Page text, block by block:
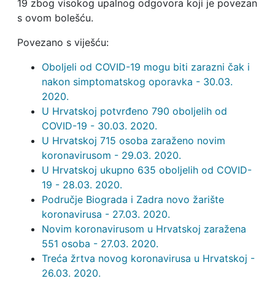
19 zbog visokog upalnog odgovora koji je povezan
s ovom bolešću.
Povezano s viješću:
Oboljeli od COVID-19 mogu biti zarazni čak i
nakon simptomatskog oporavka - 30.03.
2020.
U Hrvatskoj potvrđeno 790 oboljelih od
COVID-19 - 30.03. 2020.
U Hrvatskoj 715 osoba zaraženo novim
koronavirusom - 29.03. 2020.
U Hrvatskoj ukupno 635 oboljelih od COVID-
19 - 28.03. 2020.
Područje Biograda i Zadra novo žarište
koronavirusa - 27.03. 2020.
Novim koronavirusom u Hrvatskoj zaražena
551 osoba - 27.03. 2020.
Treća žrtva novog koronavirusa u Hrvatskoj -
26.03. 2020.